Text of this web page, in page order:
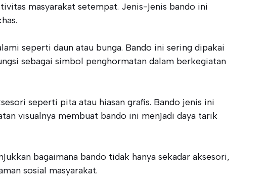
masyarakat setempat. Jenis-jenis bando ini
seperti daun atau bunga. Bando ini sering dipakai
sebagai simbol penghormatan dalam berkegiatan
seperti pita atau hiasan grafis. Bando jenis ini
visualnya membuat bando ini menjadi daya tarik
bagaimana bando tidak hanya sekadar aksesori,
sosial masyarakat.